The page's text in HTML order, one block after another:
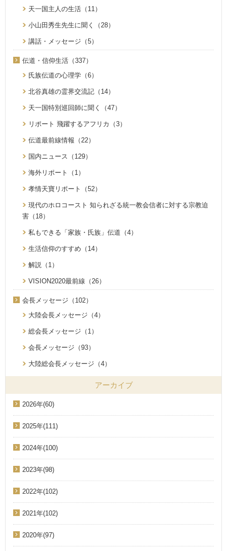
天一国主人の生活（11）
小山田秀生先生に聞く（28）
講話・メッセージ（5）
伝道・信仰生活（337）
氏族伝道の心理学（6）
北谷真雄の霊界交流記（14）
天一国特別巡回師に聞く（47）
リポート 飛躍するアフリカ（3）
伝道最前線情報（22）
国内ニュース（129）
海外リポート（1）
孝情天寶リポート（52）
現代のホロコースト 知られざる統一教会信者に対する宗教迫
害（18）
私もできる「家族・氏族」伝道（4）
生活信仰のすすめ（14）
解説（1）
VISION2020最前線（26）
会長メッセージ（102）
大陸会長メッセージ（4）
総会長メッセージ（1）
会長メッセージ（93）
大陸総会長メッセージ（4）
アーカイブ
2026年(60)
2025年(111)
2024年(100)
2023年(98)
2022年(102)
2021年(102)
2020年(97)